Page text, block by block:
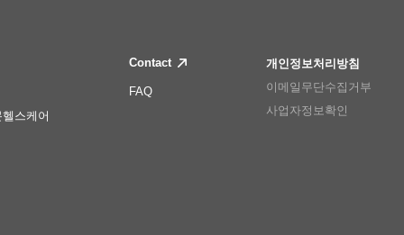
스케어
Contact
FAQ
개인정보처리방침
이메일무단수집거부
사업자정보확인